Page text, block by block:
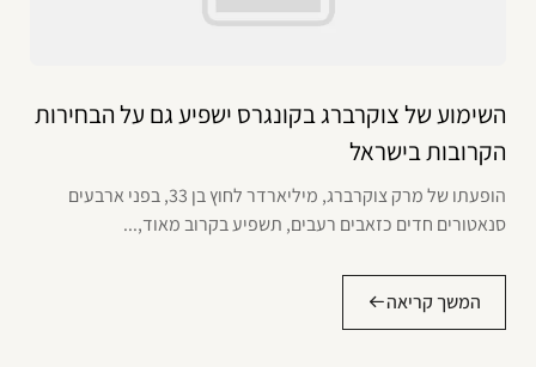
השימוע של צוקרברג בקונגרס ישפיע גם על הבחירות
הקרובות בישראל
הופעתו של מרק צוקרברג, מיליארדר לחוץ בן 33, בפני ארבעים
סנאטורים חדים כזאבים רעבים, תשפיע בקרוב מאוד,...
המשך קריאה